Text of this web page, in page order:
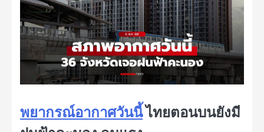
พยากรณ์อากาศวันนี้ไทยตอนบนยังมี